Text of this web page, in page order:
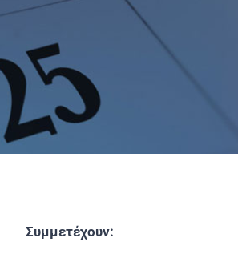
Συμμετέχουν: